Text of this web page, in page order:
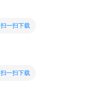
扫一扫下载
扫一扫下载